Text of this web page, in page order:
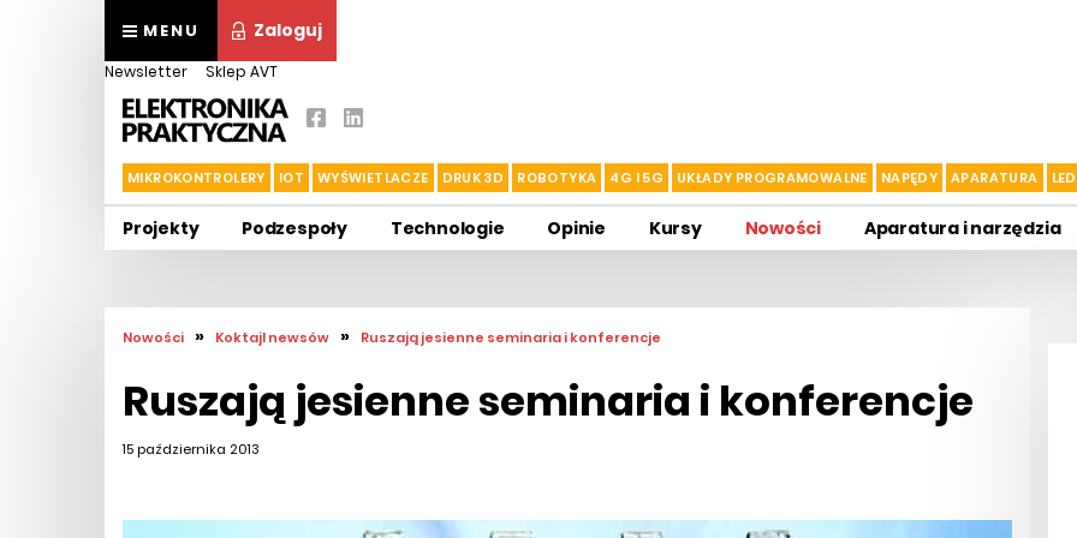
MENU Zaloguj
Newsletter Sklep AVT
MIKROKONTROLERY IOT WYŚWIETLACZE DRUK 3D ROBOTYKA 4G I 5G UKŁADY PROGRAMOWALNE NAPĘDY APARATURA LED
Projekty Podzespoły Technologie Opinie Kursy Nowości Aparatura i narzędzia
Nowości » Koktajl newsów » Ruszają jesienne seminaria i konferencje
Ruszają jesienne seminaria i konferencje
15 października 2013